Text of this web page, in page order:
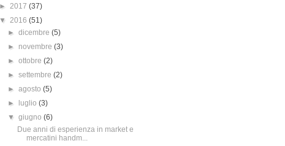
► 2017 (37)
▼ 2016 (51)
►dicembre(5)
► novembre(3)
►ottobre(2)
►settembre(2)
►agosto(5)
►
luglio(3)
▼giugno(6)
Due anni di esperienza in market e
mercatini handm...